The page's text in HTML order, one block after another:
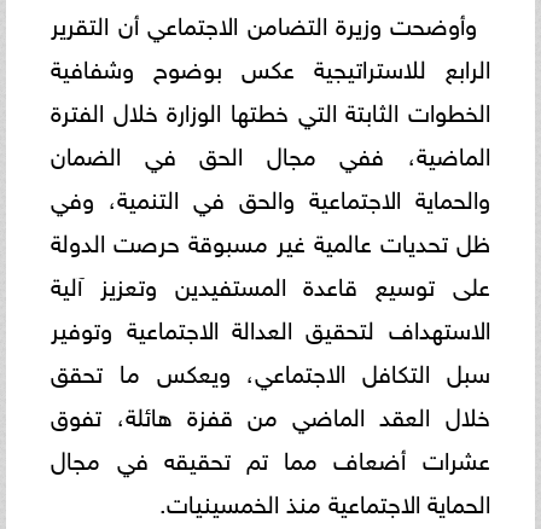
وأوضحت وزيرة التضامن الاجتماعي أن التقرير
الرابع للاستراتيجية عكس بوضوح وشفافية
الخطوات الثابتة التي خطتها الوزارة خلال الفترة
الماضية، ففي مجال الحق في الضمان
والحماية الاجتماعية والحق في التنمية، وفي
ظل تحديات عالمية غير مسبوقة حرصت الدولة
على توسيع قاعدة المستفيدين وتعزيز آلية
الاستهداف لتحقيق العدالة الاجتماعية وتوفير
سبل التكافل الاجتماعي، ويعكس ما تحقق
خلال العقد الماضي من قفزة هائلة، تفوق
عشرات أضعاف مما تم تحقيقه في مجال
الحماية الاجتماعية منذ الخمسينيات.